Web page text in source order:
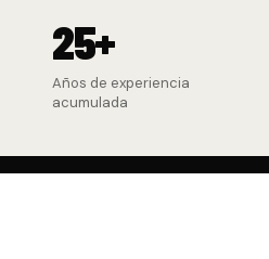
25+
Años de experiencia
acumulada